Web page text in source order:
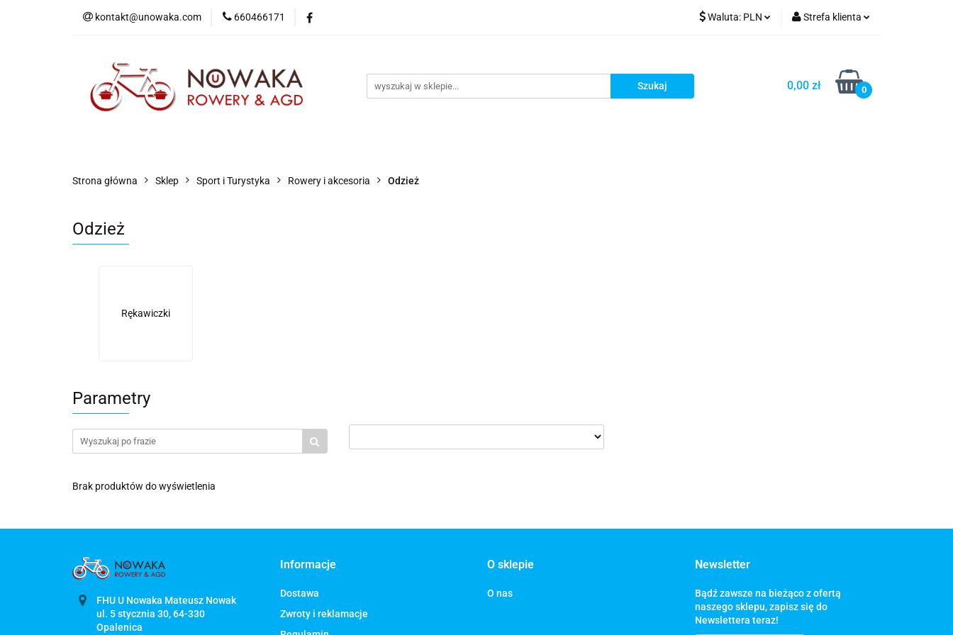
kontakt@unowaka.com 660466171 Waluta: PLN Strefa klienta
Zarejestruj się
Dodaj zgłoszenie
0,00 zł 0
Strona główna Sklep Sport i Turystyka Rowery i akcesoria Odzież
Odzież
Rękawiczki
Parametry
Brak produktów do wyświetlenia
FHU U Nowaka Mateusz Nowak
ul. 5 stycznia 30, 64-330
Informacje
Dostawa
Zwroty i reklamacje
O sklepie
O nas
Newsletter
Bądź zawsze na bieżąco z ofertą
naszego sklepu, zapisz się do
Newslettera teraz!